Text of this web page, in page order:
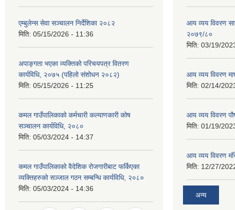
एम्बुलेन्स सेवा सञ्चालन निर्देशिका २०८२
मिति: 05/15/2026 - 11:36
अपाङ्गता भएका व्यक्तिको परिचयपत्र वितरण
कार्यविधि, २०७५ (पहिलो संशोधन २०८२)
मिति: 05/15/2026 - 11:25
कमल गाउँपालिकाको कर्मचारी कल्याणकारी कोष
सञ्चालन कार्यविधि, २०८०
मिति: 05/03/2024 - 14:37
कमल गाउँपालिकाको वैदेशिक रोजगारीबाट फर्किएका
व्यक्तिहरुको सञ्जाल गठन सम्बन्धि कार्यविधि, २०८०
मिति: 05/03/2024 - 14:36
आय व्यय विवरण
२०७९/८०
मिति: 03/19/
आय व्यय विवरण
मिति: 02/14/
आय व्यय विवरण
मिति: 01/19/
आय व्यय विवरण
मिति: 12/27/
अन्य